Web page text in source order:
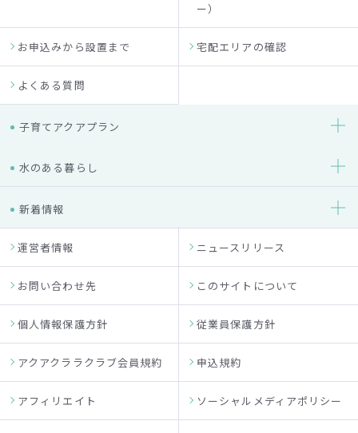
ー）
お申込みから設置まで 宅配エリアの確認
よくある質問
子育てアクアプラン
水のある暮らし
新着情報
運営者情報 ニュースリリース
お問い合わせ先 このサイトについて
個人情報保護方針 従業員保護方針
アクアクララクラブ会員規約 申込規約
アフィリエイト ソーシャルメディアポリシー